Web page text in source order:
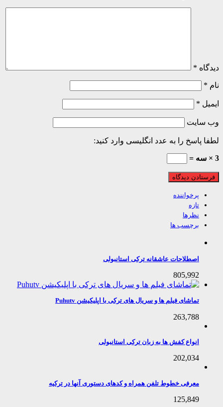
*
*
پاسخ را به عدد انگلیسی وارد کنید:
پرخواننده
تازه
نظرها
برچسب ها
اصطلاحات عاشقانه ترکی استانبولی
805,992
تماشای فیلم ها و سریال های ترکی با اپلیکیشن Puhutv
263,788
انواع کفش ها به زبان ترکی استانبولی
202,034
معرفی خطوط تلفن همراه و کدهای دستوری آنها در ترکیه
125,849